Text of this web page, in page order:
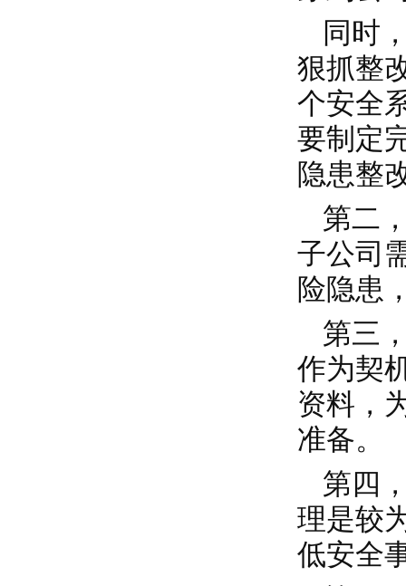
同时
狠抓整
个安全
要制定
隐患整
第二
子公司
险隐患
第三
作为契
资料，
准备。
第四
理是较
低安全